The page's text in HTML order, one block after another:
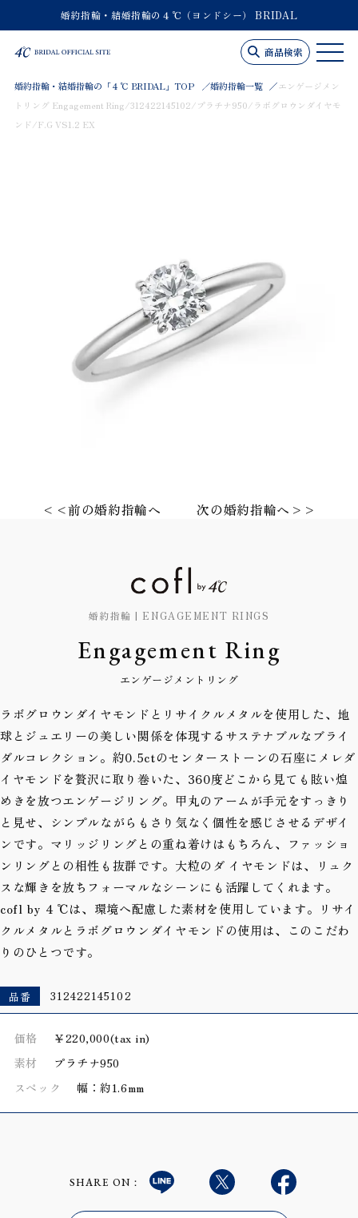
婚約指輪・結婚指輪の４℃（ヨンドシー） BRIDAL
商品検索
婚約指輪・結婚指輪の「４℃ BRIDAL」TOP 婚約指輪一覧
エンゲージメン
トリング Engagement Ring/312422145102/プラチナ950/ラボグロウンダイヤモ
ンド/F.G VS1.2 EX
<<前の婚約指輪へ 次の婚約指輪へ>>
婚約指輪 | ENGAGEMENT RINGS
Engagement Ring
エンゲージメントリング
ラボグロウンダイヤモンドとリサイクルメタルを使用した、地
球とジュエリーの美しい関係を体現するサステナブルなブライ
ダルコレクション。約0.5ctのセンターストーンの石座にメレダ
イヤモンドを贅沢に取り巻いた、360度どこから見ても眩い煌
めきを放つエンゲージリング。甲丸のアームが手元をすっきり
と見せ、シンプルながらもさり気なく個性を感じさせるデザイ
ンです。マリッジリングとの重ね着けはもちろん、ファッショ
ンリングとの相性も抜群です。大粒のダ イヤモンドは、リュク
スな輝きを放ちフォーマルなシーンにも活躍してくれます。
cofl by ４℃は、環境へ配慮した素材を使用しています。リサイ
クルメタルとラボグロウンダイヤモンドの使用は、このこだわ
りのひとつです。
品番 312422145102
価格
￥220,000(tax in)
素材
プラチナ950
スペック
幅：約1.6mm
SHARE ON：